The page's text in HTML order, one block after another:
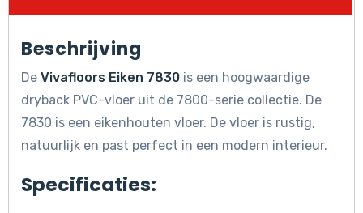
Beschrijving
De Vivafloors Eiken 7830 is een hoogwaardige
dryback PVC-vloer uit de 7800-serie collectie. De
7830 is een eikenhouten vloer. De vloer is rustig,
natuurlijk en past perfect in een modern interieur.
Specificaties: